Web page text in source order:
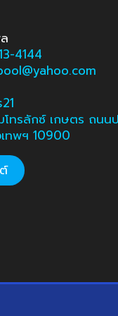
4144
โทรลักซ์ เกษตร ถนน
ทพฯ 10900